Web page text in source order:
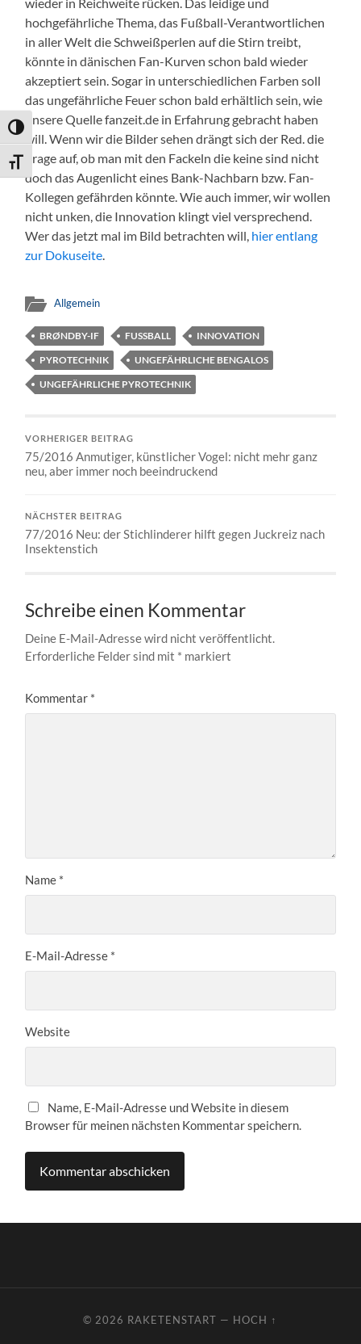
Umschalten auf hohe Kontraste
Schrift vergrößern
hochgefährliche Thema, das Fußball-Verantwortlichen
in aller Welt die Schweißperlen auf die Stirn treibt,
könnte in dänischen Fan-Kurven schon bald wieder
akzeptiert sein. Sogar in unterschiedlichen Farben soll
das ungefährliche Feuer schon bald erhältlich sein, wie
unsere Quelle fanzeit.de in Erfahrung gebracht haben
will. Wenn wir die Bilder sehen drängt sich der Red. die
Frage auf, ob man mit den Fackeln die keine sind nicht
doch das Augenlicht eines Bank-Nachbarn bzw. Fan-
Kollegen gefährden könnte. Wie auch immer, wir wollen
nicht unken, die Innovation klingt viel versprechend.
Wer das jetzt mal im Bild betrachten will, hier entlang
zur Dokuseite
Allgemein
BRØNDBY-IF FUSSBALL
INNOVATION
PYROTECHNIK
UNGEFÄHRLICHE BENGALOS
UNGEFÄHRLICHE PYROTECHNIK
VORHERIGER BEITRAG
75/2016 Anmutiger, künstlicher Vogel: nicht mehr ganz
neu, aber immer noch beeindruckend
NÄCHSTER BEITRAG
77/2016 Neu: der Stichlinderer hilft gegen Juckreiz nach
Insektenstich
Schreibe einen Kommentar
Deine E-Mail-Adresse wird nicht veröffentlicht.
Erforderliche Felder sind mit * markiert
Kommentar *
Name *
E-Mail-Adresse *
Website
Name, E-Mail-Adresse und Website in diesem
Browser für meinen nächsten Kommentar speichern.
© 2026 RAKETENSTART — HOCH ↑